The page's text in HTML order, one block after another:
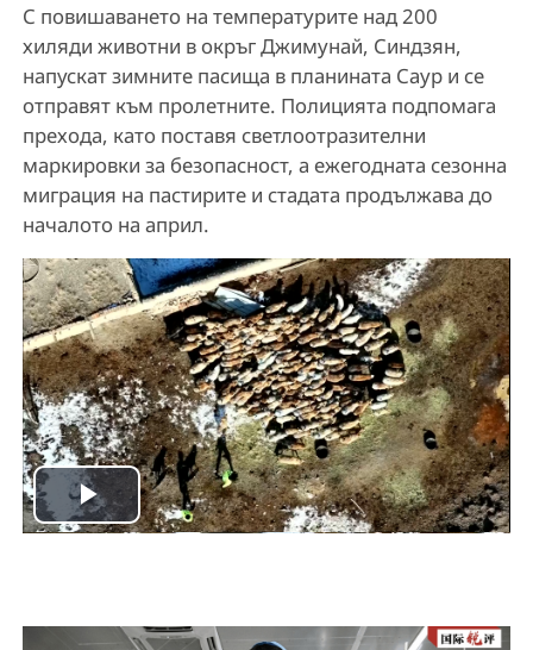
С повишаването на температурите над 200
хиляди животни в окръг Джимунай, Синдзян,
напускат зимните пасища в планината Саур и се
отправят към пролетните. Полицията подпомага
прехода, като поставя светлоотразителни
маркировки за безопасност, а ежегодната сезонна
миграция на пастирите и стадата продължава до
началото на април.
P
a